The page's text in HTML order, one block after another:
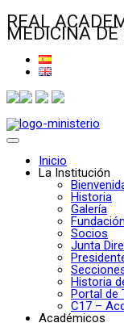
REAL
MEDICINA DE
Inicio
La Institución
Historia
Galería
Socios
Junta
Historia
Portal de
C17 –
Académicos